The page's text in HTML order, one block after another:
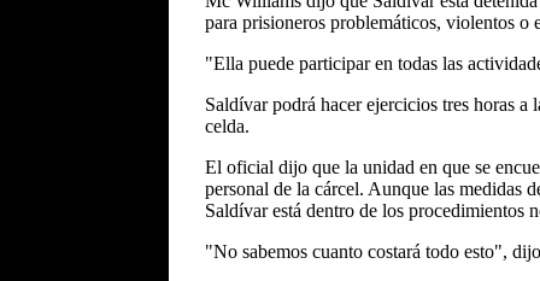
para prisioneros problemáticos, violentos o
"Ella puede participar en todas las
Saldívar podrá hacer ejercicios tres horas a
celda.
El oficial dijo que la unidad en que se
personal de la cárcel. Aunque las medidas
Saldívar está dentro de los procedimientos
"No sabemos cuanto costará todo esto",